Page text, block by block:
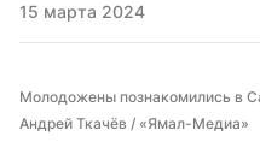
15 марта 2024
Молодожены познакомились в
Андрей Ткачёв / «Ямал-Медиа»